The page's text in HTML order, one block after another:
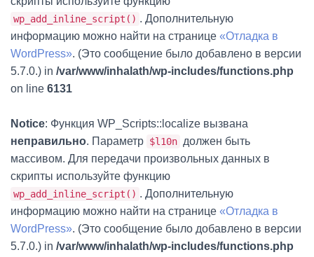
wp_add_inline_script() . Дополнительную
информацию можно найти на странице «Отладка в
WordPress». (Это сообщение было добавлено в версии
5.7.0.) in /var/www/inhalath/wp-includes/functions.php
on line 6131
Notice: Функция WP_Scripts::localize вызвана
неправильно. Параметр $l10n должен быть
массивом. Для передачи произвольных данных в
скрипты используйте функцию
wp_add_inline_script() . Дополнительную
информацию можно найти на странице «Отладка в
WordPress». (Это сообщение было добавлено в версии
5.7.0.) in /var/www/inhalath/wp-includes/functions.php